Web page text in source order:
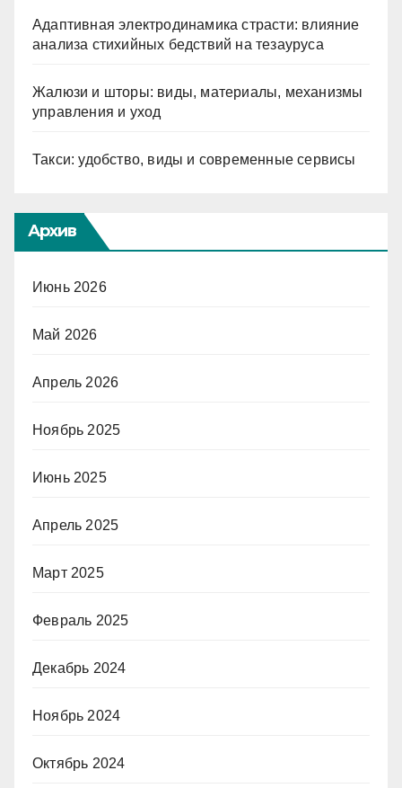
Адаптивная электродинамика страсти: влияние
анализа стихийных бедствий на тезауруса
Жалюзи и шторы: виды, материалы, механизмы
управления и уход
Такси: удобство, виды и современные сервисы
Архив
Июнь 2026
Май 2026
Апрель 2026
Ноябрь 2025
Июнь 2025
Апрель 2025
Март 2025
Февраль 2025
Декабрь 2024
Ноябрь 2024
Октябрь 2024